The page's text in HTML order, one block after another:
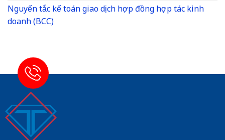
Nguyến tắc kế toán giao dịch hợp đồng hợp tác kinh
doanh (BCC)